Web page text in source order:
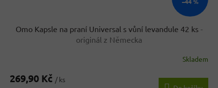
Omo Kapsle na praní Universal s vůní levandule 42 ks -
originál z Německa
Skladem
269,90 Kč / ks